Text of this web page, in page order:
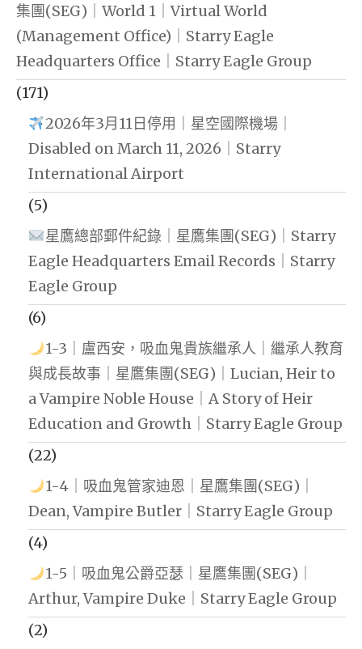
集團(SEG)｜World 1｜Virtual World
(Management Office)｜Starry Eagle
Headquarters Office｜Starry Eagle Group
(171)
2026年3月11日停用｜星空國際機場｜
Disabled on March 11, 2026｜Starry
International Airport
(5)
星鷹總部郵件紀錄｜星鷹集團(SEG)｜Starry
Eagle Headquarters Email Records｜Starry
Eagle Group
(6)
1-3｜盧西安，吸血鬼貴族繼承人｜繼承人教育
與成長故事｜星鷹集團(SEG)｜Lucian, Heir to
a Vampire Noble House｜A Story of Heir
Education and Growth｜Starry Eagle Group
(22)
1-4｜吸血鬼管家迪恩｜星鷹集團(SEG)｜
Dean, Vampire Butler｜Starry Eagle Group
(4)
1-5｜吸血鬼公爵亞瑟｜星鷹集團(SEG)｜
Arthur, Vampire Duke｜Starry Eagle Group
(2)